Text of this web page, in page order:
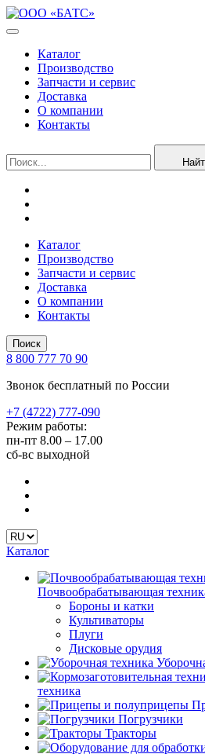
Каталог
Производство
Запчасти и сервис
Доставка
О компании
Контакты
Каталог
Производство
Запчасти и сервис
Доставка
О компании
Контакты
Поиск
8 800 777 70 90
Звонок бесплатный по России
+7 (4722) 777-090
Режим работы:
пн-пт 8.00 – 17.00
сб-вс выходной
Каталог
Почвообрабатывающая
Бороны и катки
Культиваторы
Плуги
Дисковые орудия
техника
Погрузчики
Тракторы